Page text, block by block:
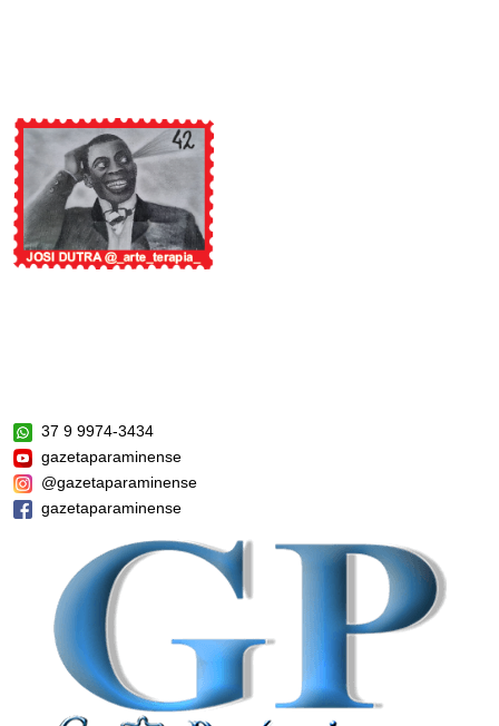
37 9 9974-3434
gazetaparaminense
@gazetaparaminense
gazetaparaminense